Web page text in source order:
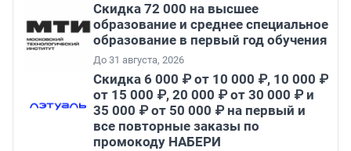
Скидка 72 000 на высшее
образование и среднее специальное
образование в первый год обучения
До 31 августа, 2026
Скидка 6 000 ₽ от 10 000 ₽, 10 000 ₽
от 15 000 ₽, 20 000 ₽ от 30 000 ₽ и
35 000 ₽ от 50 000 ₽ на первый и
все повторные заказы по
промокоду НАБЕРИ